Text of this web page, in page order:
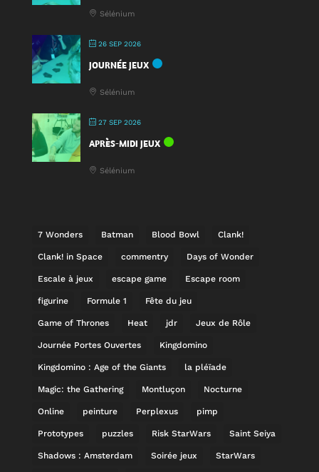
Sélénium
26 SEP 2026
JOURNÉE JEUX
Sélénium
27 SEP 2026
APRÈS-MIDI JEUX
Sélénium
7 Wonders Batman Blood Bowl Clank!
Clank! in Space commentry Days of Wonder
Escale à jeux escape game Escape room
figurine Formule 1 Fête du jeu
Game of Thrones Heat jdr Jeux de Rôle
Journée Portes Ouvertes Kingdomino
Kingdomino : Age of the Giants la pléïade
Magic: the Gathering Montluçon Nocturne
Online peinture Perplexus pimp
Prototypes puzzles Risk StarWars Saint Seiya
Shadows : Amsterdam Soirée jeux StarWars